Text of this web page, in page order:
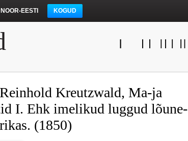
NOOR-EESTI KOGUD
Kreutzwald, Ma-ja
I. Ehk imelikud luggud lõune-
(1850)